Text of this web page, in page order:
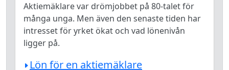
Aktiemäklare var drömjobbet på 80-talet för
många unga. Men även den senaste tiden har
intresset för yrket ökat och vad lönenivån
ligger på.
Lön för en aktiemäklare